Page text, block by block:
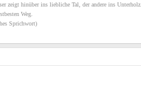
zeigt hinüber ins liebliche Tal, der andere ins Unterholz.
Weg.
Sprichwort)